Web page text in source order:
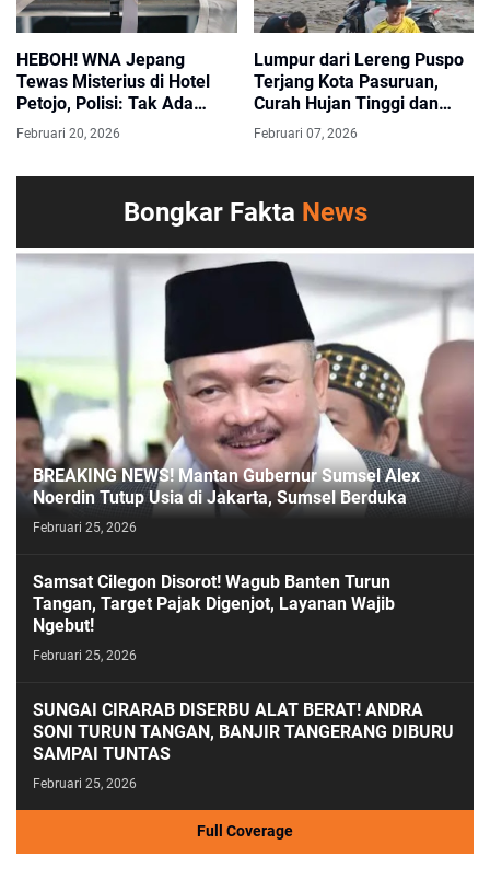
HEBOH! WNA Jepang
Tewas Misterius di Hotel
Petojo, Polisi: Tak Ada
Tanda Kekerasan
Februari 20, 2026
‎Lumpur dari Lereng Puspo
Terjang Kota Pasuruan,
Curah Hujan Tinggi dan
Tanggul Tak Mampu
Menahan Terjangan
Februari 07, 2026
Bongkar Fakta News
BREAKING NEWS! Mantan Gubernur Sumsel Alex
Noerdin Tutup Usia di Jakarta, Sumsel Berduka
Februari 25, 2026
Samsat Cilegon Disorot! Wagub Banten Turun
Tangan, Target Pajak Digenjot, Layanan Wajib
Ngebut!
Februari 25, 2026
SUNGAI CIRARAB DISERBU ALAT BERAT! ANDRA
SONI TURUN TANGAN, BANJIR TANGERANG DIBURU
SAMPAI TUNTAS
Februari 25, 2026
Full Coverage